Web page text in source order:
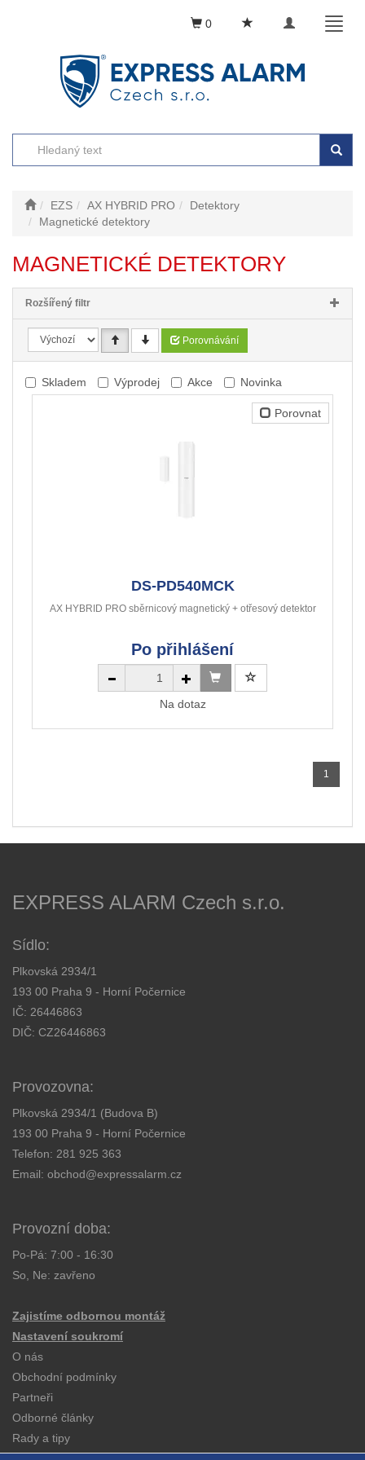
Toggle
0
EZS AX HYBRID PRO
Detektory
Magnetické detektory
MAGNETICKÉ DETEKTORY
Rozšířený filtr
Porovnávání
Skladem Výprodej Akce Novinka
Porovnat
DS-PD540MCK
AX HYBRID PRO sběrnicový magnetický + otřesový detektor
Po přihlášení
Na dotaz
1
EXPRESS ALARM Czech s.r.o.
Sídlo:
Plkovská 2934/1
193 00 Praha 9 - Horní Počernice
IČ: 26446863
DIČ: CZ26446863
Provozovna:
Plkovská 2934/1 (Budova B)
193 00 Praha 9 - Horní Počernice
Telefon: 281 925 363
Email: obchod@expressalarm.cz
Provozní doba:
Po-Pá: 7:00 - 16:30
So, Ne: zavřeno
Zajistíme odbornou montáž
Nastavení soukromí
O nás
Obchodní podmínky
Partneři
Odborné články
Rady a tipy